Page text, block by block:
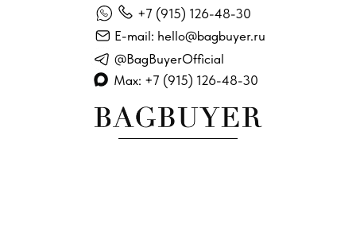
E-mail: hello@bagbuyer.ru
+7 (915) 126-48-30
@BagBuyerOfficial
Max: +7 (915) 126-48-30